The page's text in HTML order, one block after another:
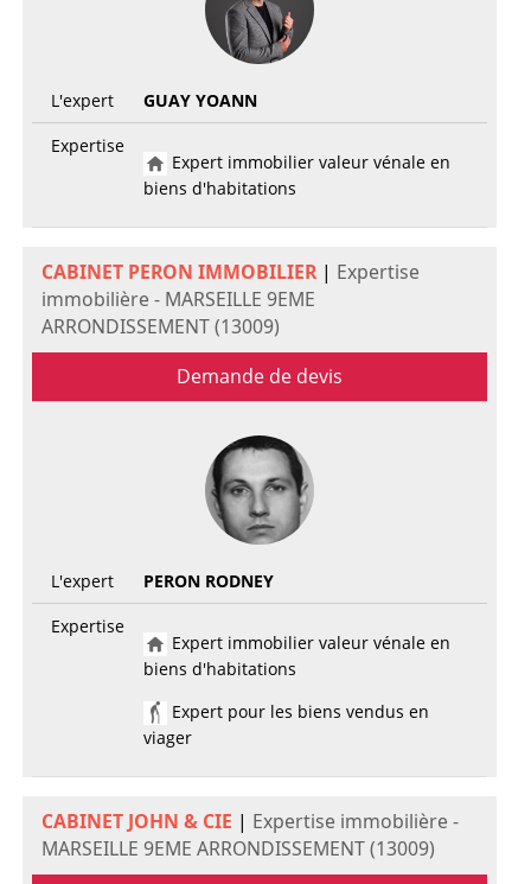
L'expert
GUAY YOANN
Expertise
Expert immobilier valeur vénale en
biens d'habitations
CABINET PERON IMMOBILIER| Expertise
immobilière - MARSEILLE 9EME
ARRONDISSEMENT (13009)
Demande de devis
L'expert
PERON RODNEY
Expertise
Expert immobilier valeur vénale en
biens d'habitations
Expert pour les biens vendus en
viager
CABINET JOHN & CIE | Expertise immobilière -
MARSEILLE 9EME ARRONDISSEMENT (13009)